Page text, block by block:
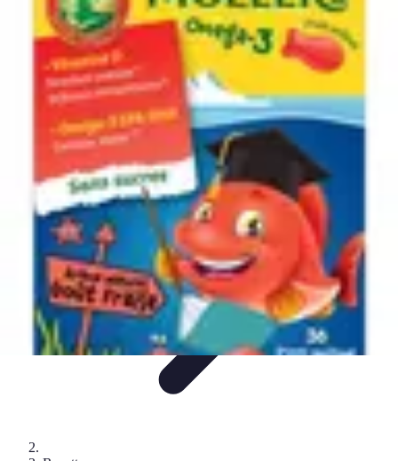
Poissons Frais
Guide d'achatAchat et SélectionAchat et conservationConseils
d'Achat
Recettes
Poissons Frais